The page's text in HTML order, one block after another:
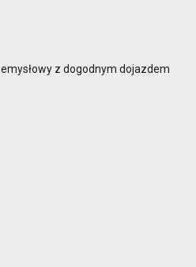
z dogodnym dojazdem